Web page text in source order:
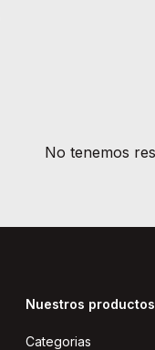
No tenemos
Nuestros productos
Categorias